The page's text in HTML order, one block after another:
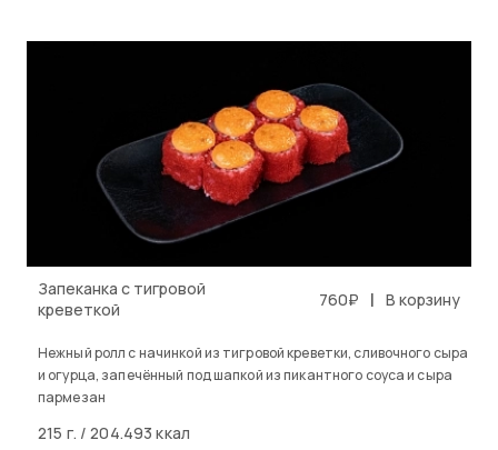
Запеканка с тигровой
креветкой
760₽ | В корзину
Нежный ролл с начинкой из тигровой креветки, сливочного сыра
и огурца, запечённый под шапкой из пикантного соуса и сыра
пармезан
215 г. / 204.493 ккал